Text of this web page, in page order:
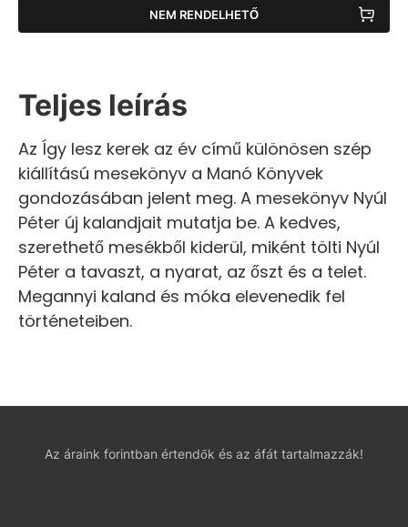
NEM RENDELHETŐ
Teljes leírás
Az Így lesz kerek az év című különösen szép
kiállítású mesekönyv a Manó Könyvek
gondozásában jelent meg. A mesekönyv Nyúl
Péter új kalandjait mutatja be. A kedves,
szerethető mesékből kiderül, miként tölti Nyúl
Péter a tavaszt, a nyarat, az őszt és a telet.
Megannyi kaland és móka elevenedik fel
történeteiben.
Az áraink forintban értendők és az áfát tartalmazzák!